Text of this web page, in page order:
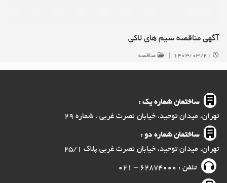
آگهی مناقصه سیم های لاکی
۱۴۰۳/۰۳/۲۱ مناقصه
ساختمان شماره یک :
تهران، میدان توحید، خیابان نصرت غربی ، شماره ۲۹
ساختمان شماره دو :
تهران، میدان توحید، خیابان نصرت غربی پلاک ۲۵/۱
تلفن : ۶۲۸۷۴۰۰۰ – ۰۲۱